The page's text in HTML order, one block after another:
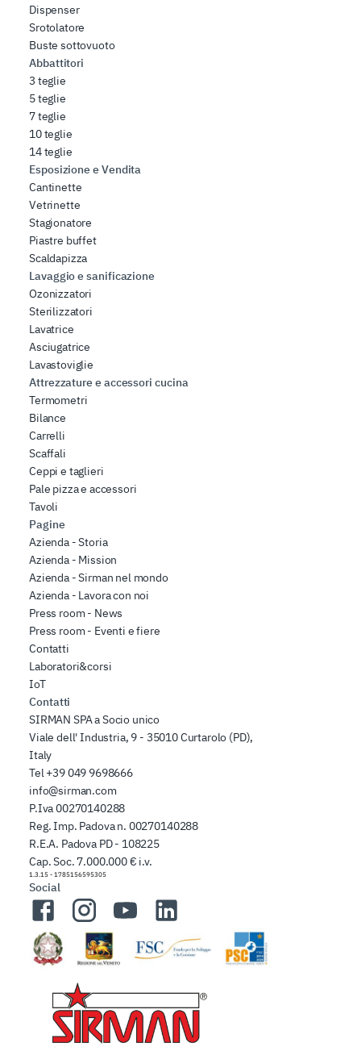
Dispenser
Srotolatore
Buste sottovuoto
Abbattitori
3 teglie
5 teglie
7 teglie
10 teglie
14 teglie
Esposizione e Vendita
Cantinette
Vetrinette
Stagionatore
Piastre buffet
Scaldapizza
Lavaggio e sanificazione
Ozonizzatori
Sterilizzatori
Lavatrice
Asciugatrice
Lavastoviglie
Attrezzature e accessori cucina
Termometri
Bilance
Carrelli
Scaffali
Ceppi e taglieri
Pale pizza e accessori
Tavoli
Pagine
Azienda - Storia
Azienda - Mission
Azienda - Sirman nel mondo
Azienda - Lavora con noi
Press room - News
Press room - Eventi e fiere
Contatti
Laboratori&corsi
IoT
Contatti
SIRMAN SPA a Socio unico
Viale dell' Industria, 9 - 35010 Curtarolo (PD),
Italy
Tel+39 049 9698666
info@sirman.com
P.Iva 00270140288
Reg. Imp. Padova n. 00270140288
R.E.A. Padova PD - 108225
Cap. Soc. 7.000.000 € i.v.
1.3.15 - 1785156595305
Social
FacebookInstagramYouTubeLinkedIn